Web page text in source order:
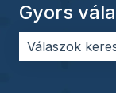
Gyors